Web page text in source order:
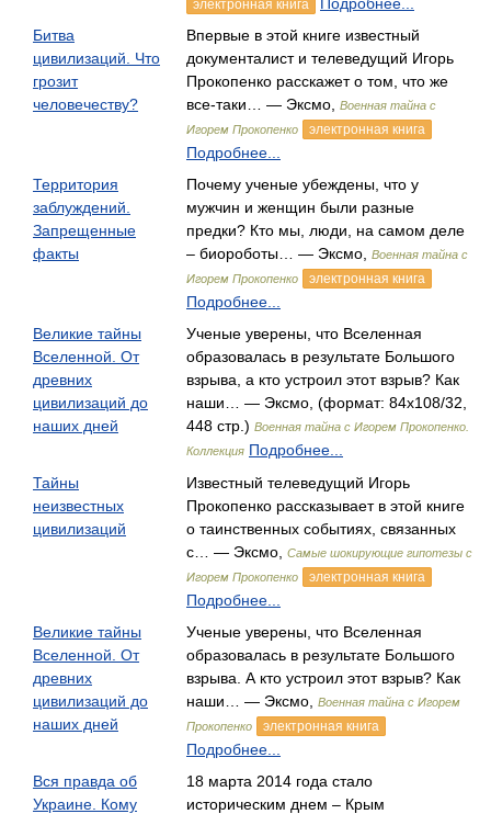
электронная книга
Битва
цивилизаций. Что
грозит
человечеству?
Впервые в этой книге известный
документалист и телеведущий Игорь
Прокопенко расскажет о том, что же
все-таки… — Эксмо,
Военная тайна с
Игорем Прокопенко
электронная книга
Подробнее...
Территория
заблуждений.
Запрещенные
факты
Почему ученые убеждены, что у
мужчин и женщин были разные
предки? Кто мы, люди, на самом деле
– биороботы… — Эксмо,
Военная тайна с
Игорем Прокопенко
электронная книга
Подробнее...
Великие тайны
Вселенной. От
древних
цивилизаций до
наших дней
Ученые уверены, что Вселенная
образовалась в результате Большого
взрыва, а кто устроил этот взрыв? Как
наши… — Эксмо, (формат: 84x108/32,
448 стр.) Военная тайна с Игорем Прокопенко.
Коллекция Подробнее...
Тайны
неизвестных
цивилизаций
Известный телеведущий Игорь
Прокопенко рассказывает в этой книге
о таинственных событиях, связанных
с… — Эксмо,
Самые шокирующие гипотезы с
Игорем Прокопенко
электронная книга
Подробнее...
Великие тайны
Вселенной. От
древних
цивилизаций до
наших дней
Ученые уверены, что Вселенная
образовалась в результате Большого
взрыва. А кто устроил этот взрыв? Как
наши… — Эксмо,
Военная тайна с Игорем
Прокопенко
электронная книга
Подробнее...
Вся правда об
Украине. Кому
18 марта 2014 года стало
историческим днем – Крым